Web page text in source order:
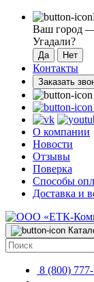
Ваш город
Угадали?
Контакты
Заказать
О компании
Новости
Отзывы
Поверка
Способы
Доставка и
8 (800)